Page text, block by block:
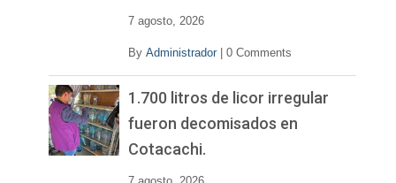
7 agosto, 2026
By Administrador 0 Comments
1.700 litros de licor irregular
fueron decomisados en
Cotacachi.